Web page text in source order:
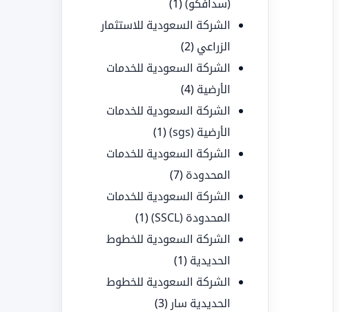
(سدافكو)(1)
الشركة السعودية للاستثمار
الزراعي (2)
الشركة السعودية للخدمات
الأرضية (4)
الشركة السعودية للخدمات
الأرضية (sgs)
(1)
الشركة السعودية للخدمات
المحدودة (7)
الشركة السعودية للخدمات
المحدودة (SSCL)
(1)
الشركة السعودية للخطوط
الحديدية (1)
الشركة السعودية للخطوط
الحديدية سار (3)